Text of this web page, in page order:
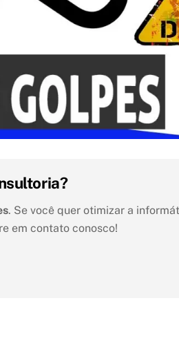
. Se você quer otimizar a
em contato conosco!